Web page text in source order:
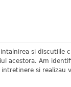
si discutiile
acestora. Am
si realizau